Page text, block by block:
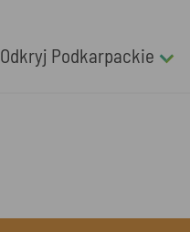
Odkryj Podkarpackie